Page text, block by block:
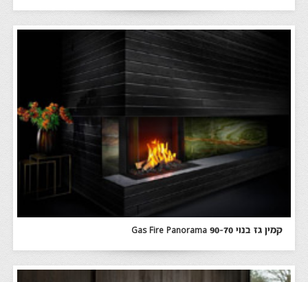
קמין גז בנוי Gas Fire Panorama 90-70